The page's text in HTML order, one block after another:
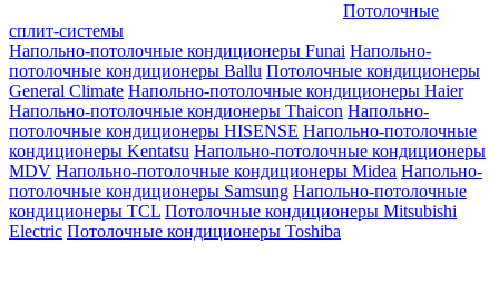
Потолочные
сплит-системы
Напольно-потолочные кондиционеры Funai Напольно-
потолочные кондиционеры Ballu Потолочные кондиционеры
General Climate Напольно-потолочные кондиционеры Haier
Напольно-потолочные кондионеры Thaicon Напольно-
потолочные кондиционеры HISENSE Напольно-потолочные
кондиционеры Kentatsu Напольно-потолочные кондиционеры
MDV Напольно-потолочные кондиционеры Midea Напольно-
потолочные кондиционеры Samsung Напольно-потолочные
кондиционеры TCL Потолочные кондиционеры Mitsubishi
Electric Потолочные кондиционеры Toshiba